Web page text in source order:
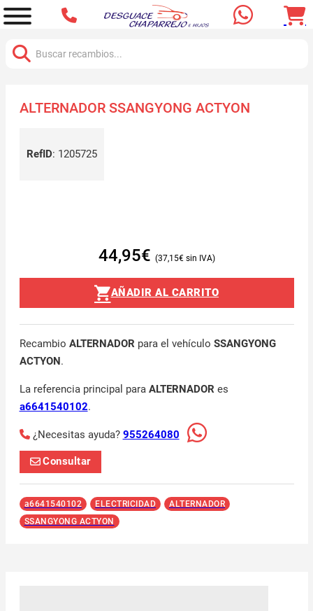
ALTERNADOR SSANGYONG ACTYON
RefID: 1205725
44,95€ 37,15€
AÑADIR AL CARRITO
Recambio ALTERNADOR para el vehículo SSANGYONG
ACTYON.
La referencia principal para ALTERNADOR es
a6641540102.
¿Necesitas ayuda? 955264080
Consultar
a6641540102 ELECTRICIDAD
ALTERNADOR
SSANGYONG ACTYON